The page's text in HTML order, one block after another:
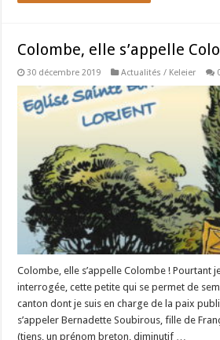
Colombe, elle s’appelle
30 décembre 2019 Actualités / Keleier
Colombe, elle s’appelle Colombe ! Pourtant
interrogée, cette petite qui se permet de
canton dont je suis en charge de la paix
s’appeler Bernadette Soubirous, fille de
(tiens, un prénom breton, diminutif …